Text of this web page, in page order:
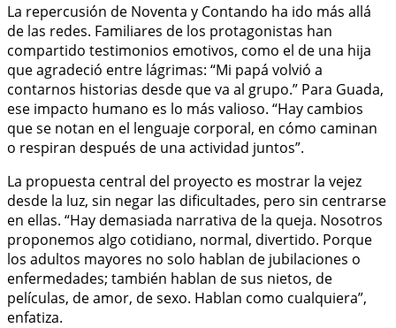
La repercusión de Noventa y Contando ha ido más allá
de las redes. Familiares de los protagonistas han
compartido testimonios emotivos, como el de una hija
que agradeció entre lágrimas: “Mi papá volvió a
contarnos historias desde que va al grupo.” Para Guada,
ese impacto humano es lo más valioso. “Hay cambios
que se notan en el lenguaje corporal, en cómo caminan
o respiran después de una actividad juntos”.
La propuesta central del proyecto es mostrar la vejez
desde la luz, sin negar las dificultades, pero sin centrarse
en ellas. “Hay demasiada narrativa de la queja. Nosotros
proponemos algo cotidiano, normal, divertido. Porque
los adultos mayores no solo hablan de jubilaciones o
enfermedades; también hablan de sus nietos, de
películas, de amor, de sexo. Hablan como cualquiera”,
enfatiza.